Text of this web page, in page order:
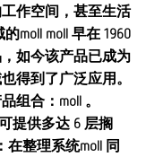
作空间，甚至生活
moll moll 早在 1960
如今该产品已成为
得到了广泛应用。
组合：moll 。
提供多达 6 层搁
在整理系统moll 同